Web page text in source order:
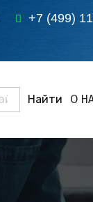
+7 (499)
О